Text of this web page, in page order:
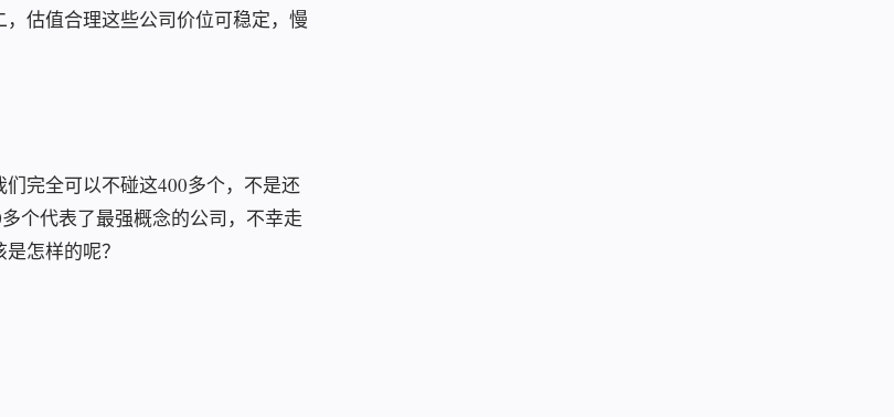
估值合理这些公司价位可稳定，慢
完全可以不碰这400多个，不是还
个代表了最强概念的公司，不幸走
怎样的呢？